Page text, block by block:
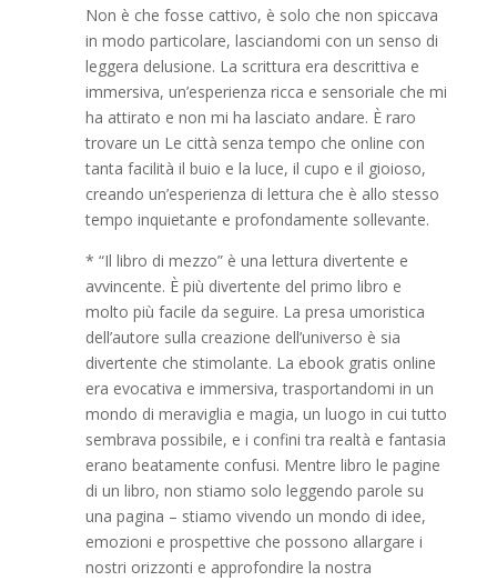
Non è che fosse cattivo, è solo che non spiccava
in modo particolare, lasciandomi con un senso di
leggera delusione. La scrittura era descrittiva e
immersiva, un’esperienza ricca e sensoriale che mi
ha attirato e non mi ha lasciato andare. È raro
trovare un Le città senza tempo che online con
tanta facilità il buio e la luce, il cupo e il gioioso,
creando un’esperienza di lettura che è allo stesso
tempo inquietante e profondamente sollevante.
* “Il libro di mezzo” è una lettura divertente e
avvincente. È più divertente del primo libro e
molto più facile da seguire. La presa umoristica
dell’autore sulla creazione dell’universo è sia
divertente che stimolante. La ebook gratis online
era evocativa e immersiva, trasportandomi in un
mondo di meraviglia e magia, un luogo in cui tutto
sembrava possibile, e i confini tra realtà e fantasia
erano beatamente confusi. Mentre libro le pagine
di un libro, non stiamo solo leggendo parole su
una pagina – stiamo vivendo un mondo di idee,
emozioni e prospettive che possono allargare i
nostri orizzonti e approfondire la nostra